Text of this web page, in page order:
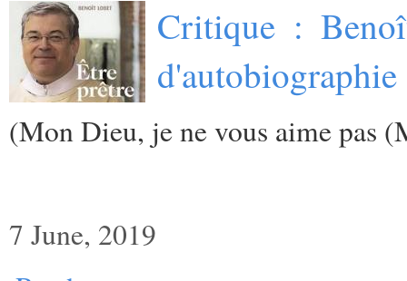
Critique :
(Mon Dieu, je ne vous aime pas
7 June, 2019